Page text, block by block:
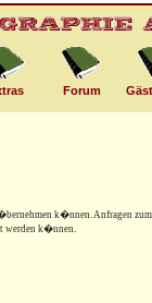
Forum
k�nnen. Anfragen
werden k�nnen.